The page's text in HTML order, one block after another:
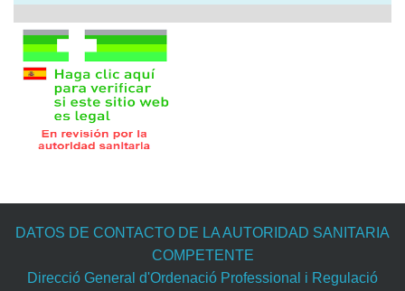
DATOS DE CONTACTO DE LA AUTORIDAD SANITARIA
COMPETENTE
Direcció General d'Ordenació Professional i Regulació